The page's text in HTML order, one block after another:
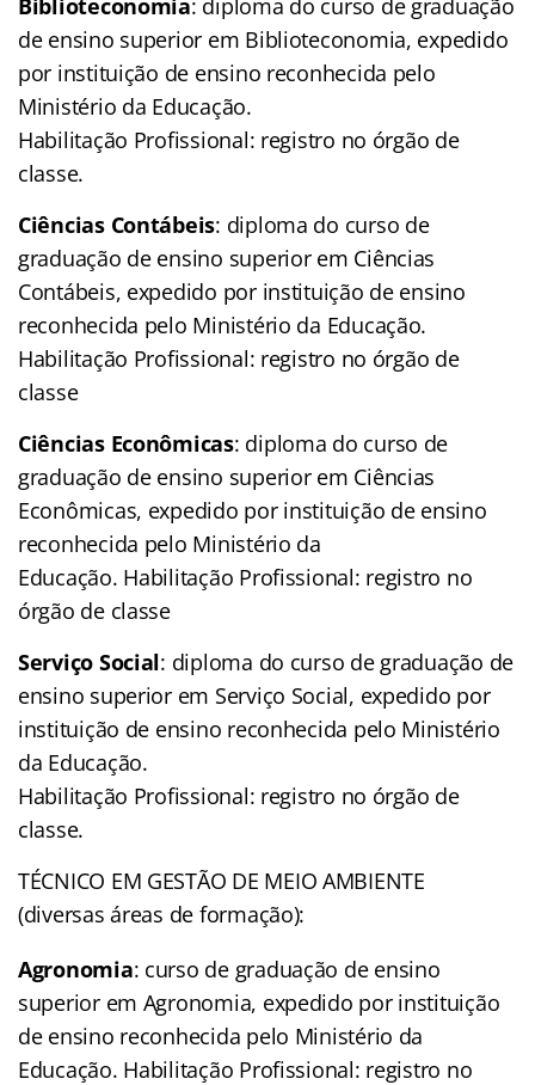
Biblioteconomia: diploma do curso de graduação
de ensino superior em Biblioteconomia, expedido
por instituição de ensino reconhecida pelo
Ministério da Educação.
Habilitação Profissional: registro no órgão de
classe.
Ciências Contábeis: diploma do curso de
graduação de ensino superior em Ciências
Contábeis, expedido por instituição de ensino
reconhecida pelo Ministério da Educação.
Habilitação Profissional: registro no órgão de
classe
Ciências Econômicas: diploma do curso de
graduação de ensino superior em Ciências
Econômicas, expedido por instituição de ensino
reconhecida pelo Ministério da
Educação. Habilitação Profissional: registro no
órgão de classe
Serviço Social: diploma do curso de graduação de
ensino superior em Serviço Social, expedido por
instituição de ensino reconhecida pelo Ministério
da Educação.
Habilitação Profissional: registro no órgão de
classe.
TÉCNICO EM GESTÃO DE MEIO AMBIENTE
(diversas áreas de formação):
Agronomia: curso de graduação de ensino
superior em Agronomia, expedido por instituição
de ensino reconhecida pelo Ministério da
Educação. Habilitação Profissional: registro no